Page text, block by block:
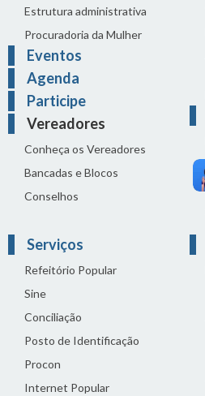
Estrutura administrativa
Procuradoria da Mulher
Eventos
Agenda
Participe
Vereadores
Conheça os Vereadores
Bancadas e Blocos
Conselhos
Serviços
Refeitório Popular
Sine
Conciliação
Posto de Identificação
Procon
Internet Popular